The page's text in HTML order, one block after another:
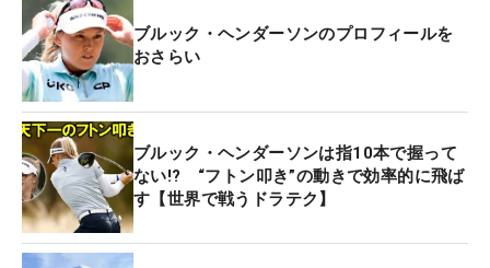
昨年はトップ10に9回入ったが、勝利はなかった。
2023年にこの開幕戦を制して以降、通算14勝目が
遠ざかっている。「もっと優勝争いに加わりたい。
わたしの場合、パターがうまく転がっているときは
上位に入れている。メガネをかけなくなったことも
役立つはず」。2年ぶりの勝利へ“視界良好”だ。
ブルック・ヘンダーソンのプロフィールを
おさらい
ブルック・ヘンダーソンは指10本で握って
ない!? “フトン叩き”の動きで効率的に飛ば
す【世界で戦うドラテク】